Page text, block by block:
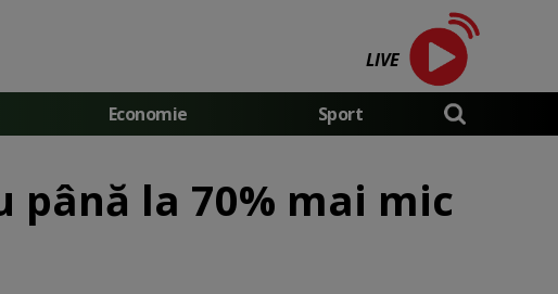
LIVE
Economie Sport
până la 70% mai mic